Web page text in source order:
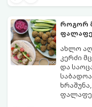
როგორ
ახლო
კერძი
და